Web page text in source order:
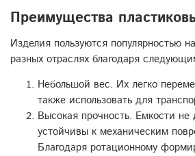
Преимущества
Изделия пользуются популярностью
разных отраслях благодаря
Небольшой вес. Их легко
также использовать для
Высокая прочность. Емкости
устойчивы к механическим
Благодаря ротационному